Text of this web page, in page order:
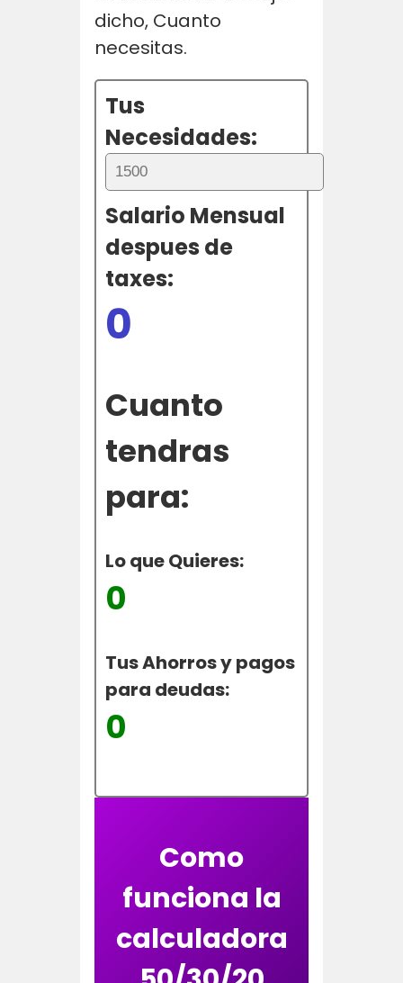
dicho, Cuanto
necesitas.
Tus
Necesidades:
Salario Mensual
despues de
taxes:
0
Cuanto
tendras
para:
Lo que Quieres:
0
Tus Ahorros y pagos
para deudas:
0
Como
funciona la
calculadora